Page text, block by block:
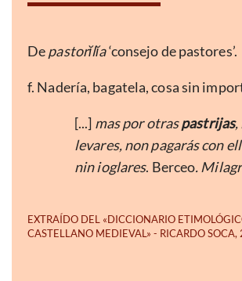
Depastorĭlĭa‘consejo de pastores’.
f. Nadería, bagatela, cosa sin
[...] mas por otraspastrijas,
levares, non pagarás con
nin ioglares. Berceo.